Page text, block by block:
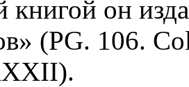
книгой он
(PG. 106.